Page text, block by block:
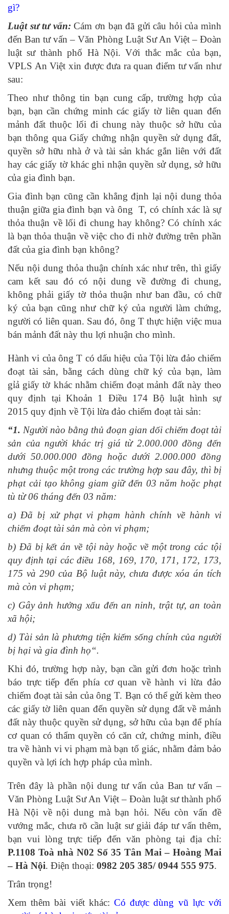
gì?
Luật sư tư vấn: Cám ơn bạn đã gửi câu hỏi của mình
đến Ban tư vấn – Văn Phòng Luật Sư An Việt – Đoàn
luật sư thành phố Hà Nội. Với thắc mắc của bạn,
VPLS An Việt xin được đưa ra quan điểm tư vấn như
sau:
Theo như thông tin bạn cung cấp, trường hợp của
bạn, bạn cần chứng minh các giấy tờ liên quan đến
mảnh đất thuộc lối đi chung này thuộc sở hữu của
bạn thông qua Giấy chứng nhận quyền sử dụng đất,
quyền sở hữu nhà ở và tài sản khác gắn liên với đất
hay các giấy tờ khác ghi nhận quyền sử dụng, sở hữu
của gia đình bạn.
Gia đình bạn cũng cần khẳng định lại nội dung thỏa
thuận giữa gia đình bạn và ông T, có chính xác là sự
thỏa thuận về lối đi chung hay không? Có chính xác
là bạn thỏa thuận về việc cho đi nhờ đường trên phần
đất của gia đình bạn không?
Nếu nội dung thỏa thuận chính xác như trên, thì giấy
cam kết sau đó có nội dung về đường đi chung,
không phải giấy tờ thỏa thuận như ban đầu, có chữ
ký của bạn cũng như chữ ký của người làm chứng,
người có liên quan. Sau đó, ông T thực hiện việc mua
bán mảnh đất này thu lợi nhuận cho mình.
Hành vi của ông T có dấu hiệu của Tội lừa đảo chiếm
đoạt tài sản, bằng cách dùng chữ ký của bạn, làm
gỉả giấy tờ khác nhằm chiếm đoạt mảnh đất này theo
quy định tại Khoản 1 Điều 174 Bộ luật hình sự
2015 quy định về Tội lừa đảo chiếm đoạt tài sản:
“1. Người nào bằng thủ đoạn gian dối chiếm đoạt tài
sản của người khác trị giá từ 2.000.000 đồng đến
dưới 50.000.000 đồng hoặc dưới 2.000.000 đồng
nhưng thuộc một trong các trường hợp sau đây, thì bị
phạt cải tạo không giam giữ đến 03 năm hoặc phạt
tù từ 06 tháng đến 03 năm:
a) Đã bị xử phạt vi phạm hành chính về hành vi
chiếm đoạt tài sản mà còn vi phạm;
b) Đã bị kết án về tội này hoặc về một trong các tội
quy định tại các điều 168, 169, 170, 171, 172, 173,
175 và 290 của Bộ luật này, chưa được xóa án tích
mà còn vi phạm;
c) Gây ảnh hưởng xấu đến an ninh, trật tự, an toàn
xã hội;
d) Tài sản là phương tiện kiếm sống chính của người
bị hại và gia đình họ“.
Khi đó, trường hợp này, bạn cần gửi đơn hoặc trình
báo trực tiếp đến phía cơ quan về hành vi lừa đảo
chiếm đoạt tài sản của ông T. Bạn có thể gửi kèm theo
các giấy tờ liên quan đến quyền sử dụng đất về mảnh
đất này thuộc quyền sử dụng, sở hữu của bạn để phía
cơ quan có thẩm quyền có căn cứ, chứng minh, điều
tra về hành vi vi phạm mà bạn tố giác, nhằm đảm bảo
quyền và lợi ích hợp pháp của mình.
Trên đây là phần nội dung tư vấn của Ban tư vấn –
Văn Phòng Luật Sư An Việt – Đoàn luật sư thành phố
Hà Nội về nội dung mà bạn hỏi. Nếu còn vấn đề
vướng mắc, chưa rõ cần luật sư giải đáp tư vấn thêm,
bạn vui lòng trực tiếp đến văn phòng tại địa chỉ:
P.1108 Toà nhà N02 Số 35 Tân Mai – Hoàng Mai
– Hà Nội. Điện thoại: 0982 205 385/ 0944 555 975.
Trân trọng!
Xem thêm bài viết khác: Có được dùng vũ lực với